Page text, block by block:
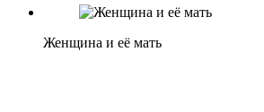
Женщина и её мать